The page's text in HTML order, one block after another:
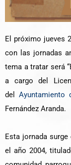
El próximo jueves
con las jornadas
tema a tratar será
a cargo del
del
Ayuntamiento
Fernández Aranda.
Esta jornada
el año 2004,